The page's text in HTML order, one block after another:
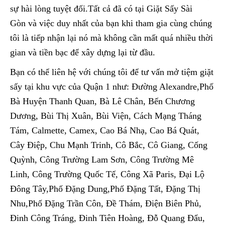
sự hài lòng tuyệt đối.Tất cả đã có tại Giặt Sấy Sài
Gòn và việc duy nhất của bạn khi tham gia cùng chúng
tôi là tiếp nhận lại nó mà không cần mất quá nhiều thời
gian và tiền bạc để xây dựng lại từ đầu.
Bạn có thể liên hệ với chúng tôi để tư vấn mở tiệm giặt
sấy tại khu vực của Quận 1 như: Đường Alexandre,Phố
Bà Huyện Thanh Quan, Bà Lê Chân, Bến Chương
Dương, Bùi Thị Xuân, Bùi Viện, Cách Mạng Tháng
Tám, Calmette, Camex, Cao Bá Nhạ, Cao Bá Quát,
Cây Điệp, Chu Mạnh Trinh, Cô Bắc, Cô Giang, Cống
Quỳnh, Công Trường Lam Sơn, Công Trường Mê
Linh, Công Trường Quốc Tế, Công Xã Paris, Đại Lộ
Đông Tây,Phố Đặng Dung,Phố Đặng Tất, Đặng Thị
Nhu,Phố Đặng Trần Côn, Đề Thám, Điện Biên Phủ,
Đinh Công Tráng, Đinh Tiên Hoàng, Đỗ Quang Đẩu,